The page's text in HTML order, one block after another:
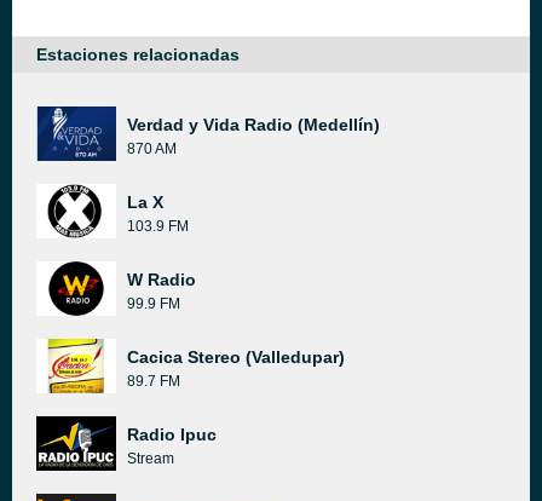
Estaciones relacionadas
Verdad y Vida Radio (Medellín)
870 AM
La X
103.9 FM
W Radio
99.9 FM
Cacica Stereo (Valledupar)
89.7 FM
Radio Ipuc
Stream